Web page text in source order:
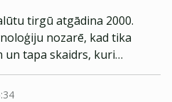
tirgū atgādina 2000.
nozarē, kad tika
un tapa skaidrs, kuri
ilgtermiņā.